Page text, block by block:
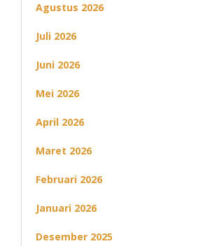
Agustus 2026
Juli 2026
Juni 2026
Mei 2026
April 2026
Maret 2026
Februari 2026
Januari 2026
Desember 2025